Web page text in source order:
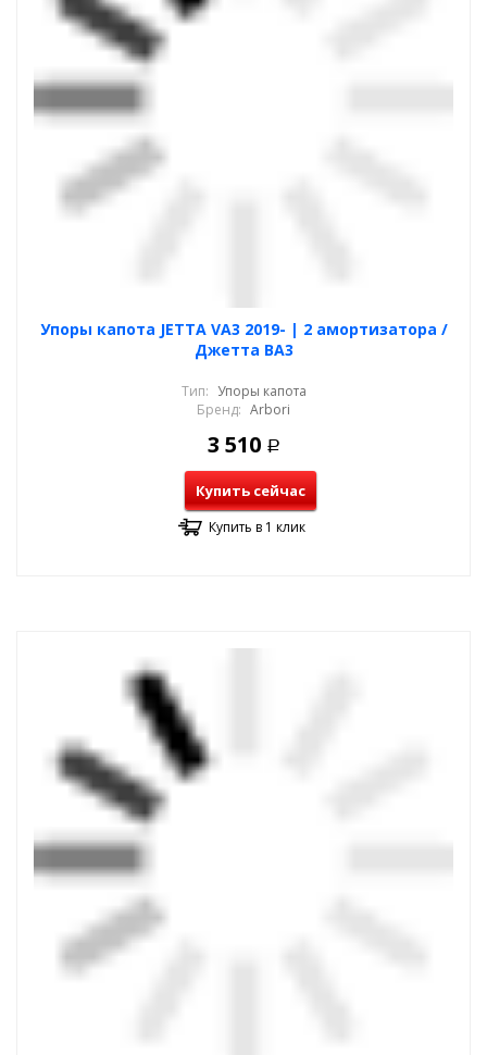
Упоры капота JETTA VA3 2019- | 2 амортизатора /
Джетта ВА3
Тип: Упоры капота
Бренд: Arbori
3 510 Р
Купить сейчас
Купить в 1 клик